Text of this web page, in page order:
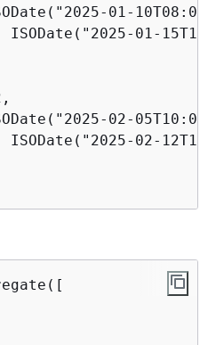
01-
ISODate("2025-01-
02-
ISODate("2025-02-